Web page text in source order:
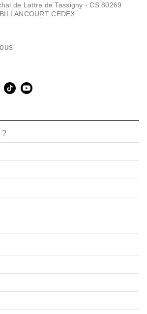
de Lattre de Tassigny - CS 80269
CEDEX
?